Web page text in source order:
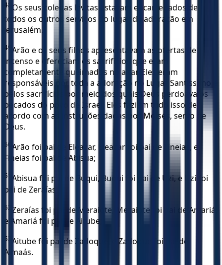
48 Os seus colegas levitas estavam encarregados de
todos os outros serviços do lugar de adoração em
Jerusalém.
49 Arão e os seus filhos apresentavam as ofertas de
incenso e ofereciam os sacrifícios que eram
completamente queimados no altar. Eles eram
responsáveis por toda a adoração no Lugar Santíssimo e
pelos sacrifícios por meio dos quais Deus perdoava os
pecados do povo de Israel. Eles faziam tudo isso de
acordo com as instruções dadas por Moisés, servo de
Deus.
50 Arão foi pai de Eleazar, Eleazar foi pai de Fineias, e
Fineias foi pai de Abisua;
51
Abisua foi pai de Buqui, Buqui foi pai de Uzi, e Uzi foi
pai de Zeraías;
52 Zeraías foi pai de Meraiote, Meraiote foi pai de Amariá,
e Amariá foi pai de Aitube;
53 Aitube foi pai de Zadoque, e Zadoque foi pai de
Aimaás.